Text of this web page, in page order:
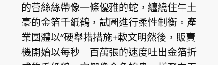
的蕾絲絲帶像一條優雅的蛇，纏繞住牛土
豪的金箔千紙鶴，試圖進行柔性制衡。產
業團體以“硬舉措措施+軟文明然後，販賣
機開始以每秒一百萬張的速度吐出金箔折